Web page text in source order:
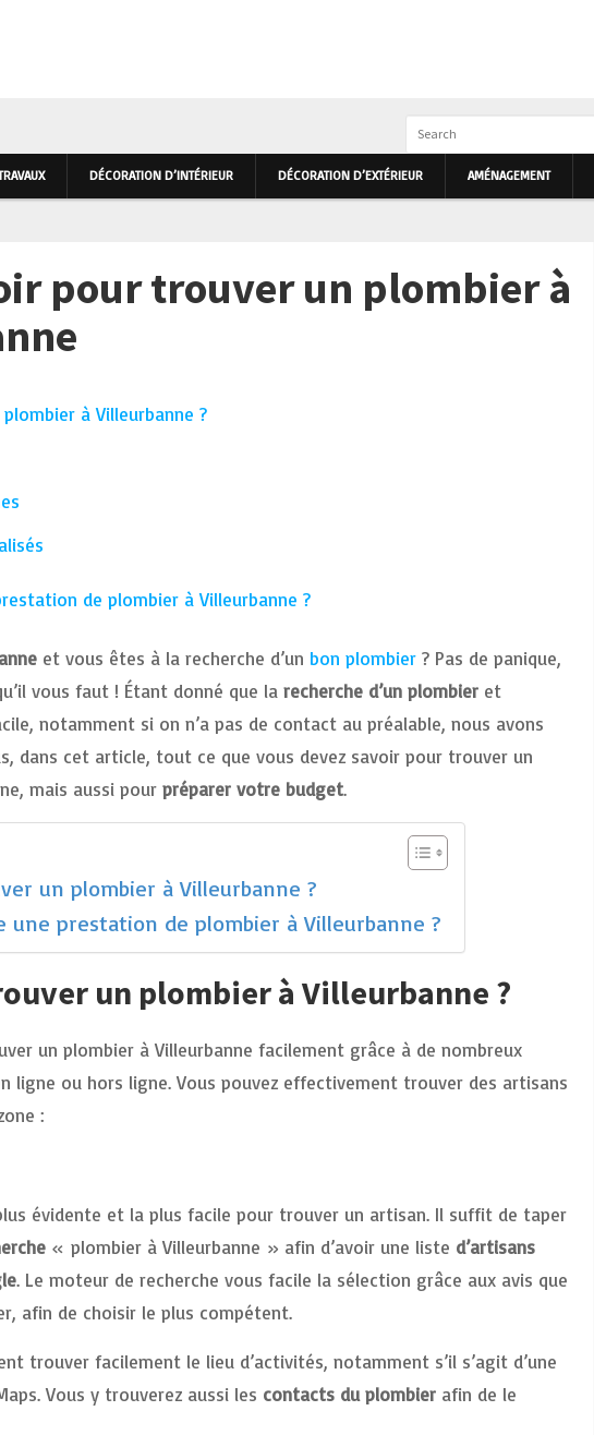
DÉCORATION D’INTÉRIEUR DÉCORATION D’EXTÉRIEUR AMÉNAGEMENT
pour trouver un plombier à
à Villeurbanne ?
de plombier à Villeurbanne ?
et vous êtes à la recherche d’un bon plombier ? Pas de panique,
vous faut ! Étant donné que la recherche d’un plombier et
notamment si on n’a pas de contact au préalable, nous avons
dans cet article, tout ce que vous devez savoir pour trouver un
mais aussi pour préparer votre budget.
un plombier à Villeurbanne ?
une prestation de plombier à Villeurbanne ?
un plombier à Villeurbanne ?
un plombier à Villeurbanne facilement grâce à de nombreux
ligne ou hors ligne. Vous pouvez effectivement trouver des artisans
:
évidente et la plus facile pour trouver un artisan. Il suffit de taper
« plombier à Villeurbanne » afin d’avoir une liste d’artisans
. Le moteur de recherche vous facile la sélection grâce aux avis que
afin de choisir le plus compétent.
trouver facilement le lieu d’activités, notamment s’il s’agit d’une
Vous y trouverez aussi les contacts du plombier afin de le